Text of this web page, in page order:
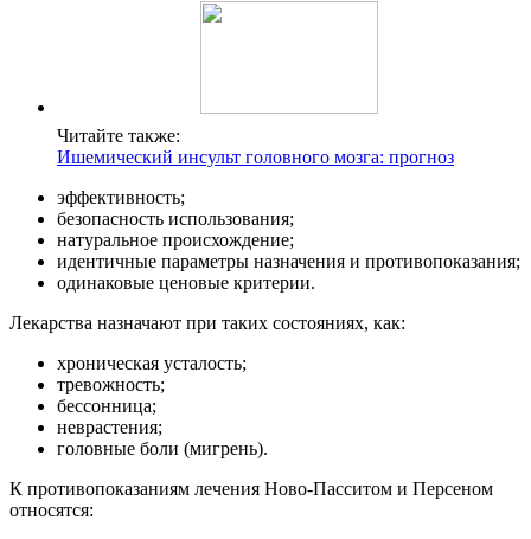
Читайте также:
Ишемический инсульт головного мозга: прогноз
эффективность;
безопасность использования;
натуральное происхождение;
идентичные параметры назначения и противопоказания;
одинаковые ценовые критерии.
Лекарства назначают при таких состояниях, как:
хроническая усталость;
тревожность;
бессонница;
неврастения;
головные боли (мигрень).
К противопоказаниям лечения Ново-Пасситом и Персеном
относятся: